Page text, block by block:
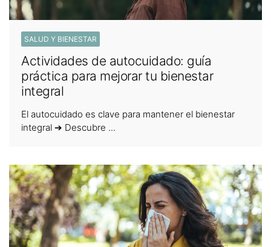
SALUD Y BIENESTAR
Actividades de autocuidado: guía
práctica para mejorar tu bienestar
integral
El autocuidado es clave para mantener el bienestar
integral ➔ Descubre ...